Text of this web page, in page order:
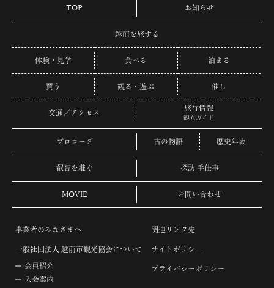
TOP お知らせ
越前を旅する
体験・見学 食べる 泊まる
買う 観る・遊ぶ 催し
交通／アクセス
旅行情報
観光ガイド
プロローグ 古の物語 歴史年表
叡智を継ぐ 探訪 手仕事
MOVIE お問い合わせ
事業者のみなさまへ
一般社団法人 越前市観光協会について
会員紹介
入会案内
関連リンク先
サイトポリシー
プライバシーポリシー